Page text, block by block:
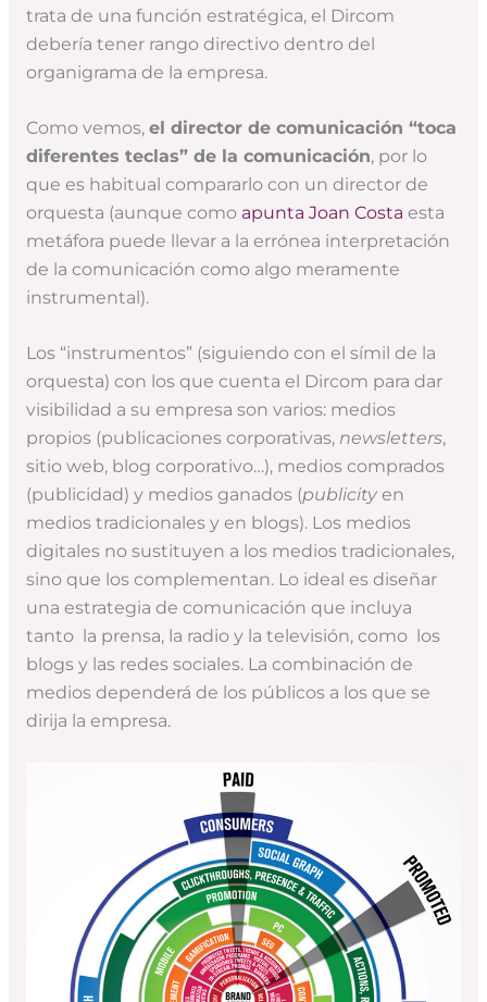
trata de una función estratégica, el Dircom
debería tener rango directivo dentro del
organigrama de la empresa.
Como vemos, el director de comunicación “toca
diferentes teclas” de la comunicación, por lo
que es habitual compararlo con un director de
orquesta (aunque como apunta Joan Costa esta
metáfora puede llevar a la errónea interpretación
de la comunicación como algo meramente
instrumental).
Los “instrumentos” (siguiendo con el símil de la
orquesta) con los que cuenta el Dircom para dar
visibilidad a su empresa son varios: medios
propios (publicaciones corporativas, newsletters,
sitio web, blog corporativo…), medios comprados
(publicidad) y medios ganados (publicityen
medios tradicionales y en blogs). Los medios
digitales no sustituyen a los medios tradicionales,
sino que los complementan. Lo ideal es diseñar
una estrategia de comunicación que incluya
tanto la prensa, la radio y la televisión, como los
blogs y las redes sociales. La combinación de
medios dependerá de los públicos a los que se
dirija la empresa.